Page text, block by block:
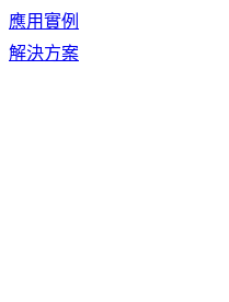
應用實例
解決方案